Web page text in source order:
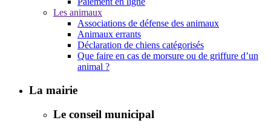
Les animaux
Associations de défense des animaux
Animaux errants
Déclaration de chiens catégorisés
Que faire en cas de morsure ou de griffure d’un
animal ?
La mairie
Le conseil municipal